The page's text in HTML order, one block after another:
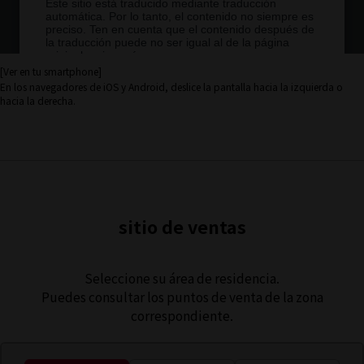
[Ver en tu smartphone]
En los navegadores de iOS y Android, deslice la pantalla hacia la izquierda o
hacia la derecha.
sitio de ventas
Seleccione su área de residencia.
Puedes consultar los puntos de venta de la zona
correspondiente.